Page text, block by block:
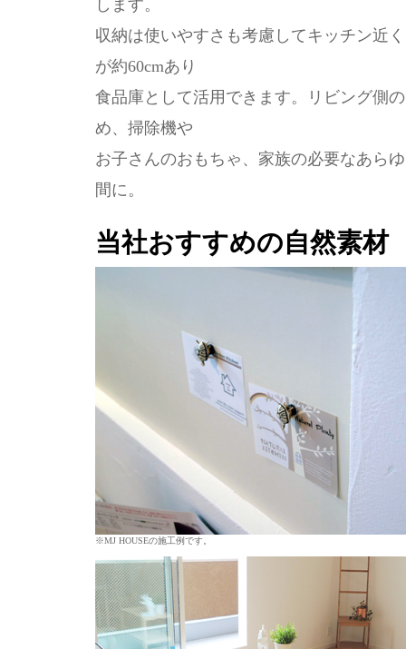
します。
収納は使いやすさも考慮してキッチン近
が約60cmあり
食品庫として活用できます。リビング側
め、掃除機や
お子さんのおもちゃ、家族の必要なあら
間に。
当社おすすめの自然素材
※MJ HOUSEの施工例です。